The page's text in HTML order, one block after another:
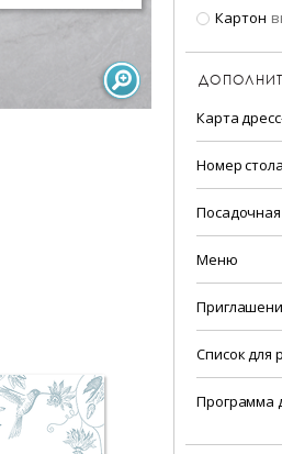
Картон
Карта
Номер стола
Меню
Список для
Программа